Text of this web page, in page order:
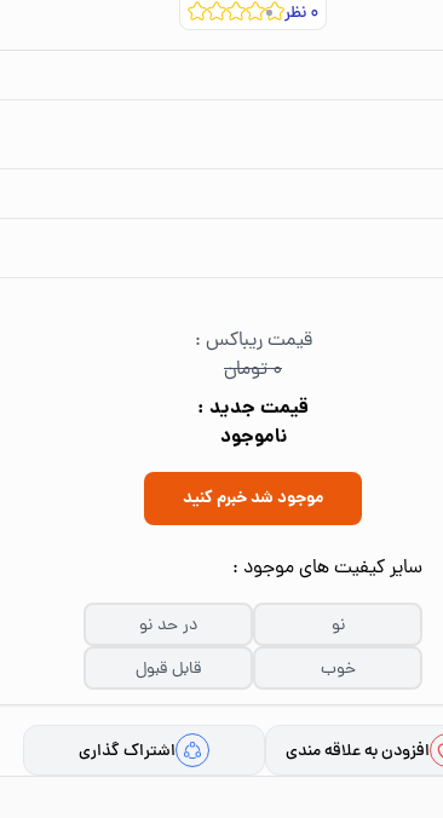
۰نظر
قیمت ریباکس :
۰ تومان
قیمت جدید :
ناموجود
موجود شد خبرم کنید
سایر کیفیت های موجود :
نو
در حد نو
خوب
قابل قبول
افزودن به علاقه مندی اشتراک گذاری